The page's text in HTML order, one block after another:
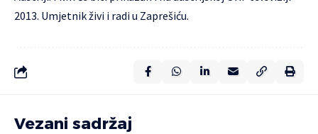
2013. Umjetnik živi i radi u Zaprešiću.
Vezani sadržaj